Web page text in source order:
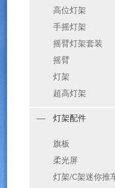
高位灯架
手摇灯架
摇臂灯架套装
摇臂
灯架
超高灯架
灯架配件
旗板
柔光屏
灯架/C架迷你推